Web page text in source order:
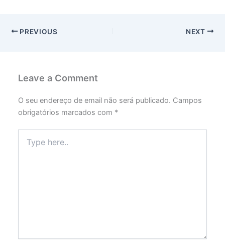
PREVIOUS NEXT
Leave a Comment
O seu endereço de email não será publicado. Campos
obrigatórios marcados com *
here..